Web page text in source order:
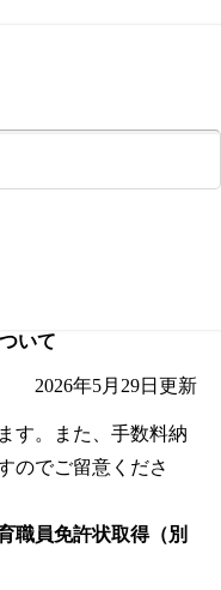
いて
2026年5月29日 更新
す。また、手数料納
のでご留意くださ
職員免許状取得（別